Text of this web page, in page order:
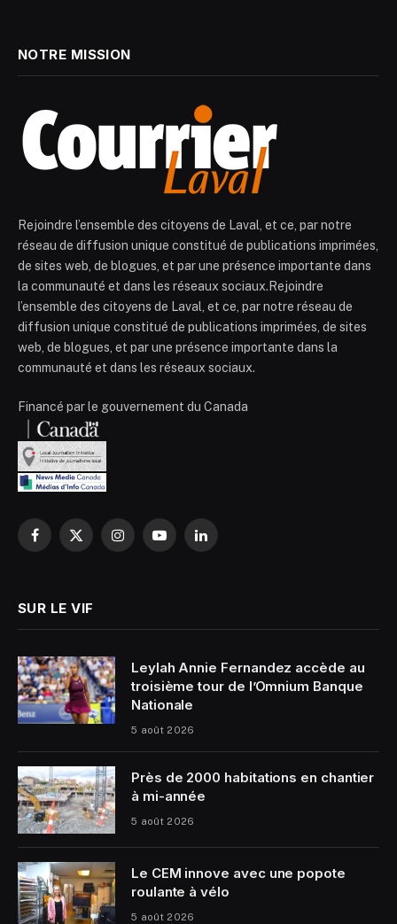
NOTRE MISSION
Rejoindre l’ensemble des citoyens de Laval, et ce, par notre
réseau de diffusion unique constitué de publications imprimées,
de sites web, de blogues, et par une présence importante dans
la communauté et dans les réseaux sociaux.Rejoindre
l’ensemble des citoyens de Laval, et ce, par notre réseau de
diffusion unique constitué de publications imprimées, de sites
web, de blogues, et par une présence importante dans la
communauté et dans les réseaux sociaux.
Financé par le gouvernement du Canada
Facebook
X
InstagramYouTubeLinkedIn
SUR LE VIF
Leylah Annie Fernandez accède au
troisième tour de l’Omnium Banque
Nationale
5 août 2026
Près de 2000 habitations en chantier
à mi-année
5 août 2026
Le CEM innove avec une popote
roulante à vélo
5 août 2026